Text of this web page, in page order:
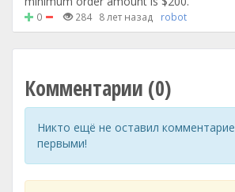
0 284 8 лет назад robot
Комментарии (0)
Никто ещё не оставил
первыми!